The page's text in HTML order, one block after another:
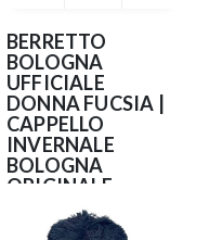
BERRETTO
BOLOGNA
UFFICIALE
DONNA FUCSIA |
CAPPELLO
INVERNALE
BOLOGNA
ORIGINALE
CASTELLANO
FUXIA